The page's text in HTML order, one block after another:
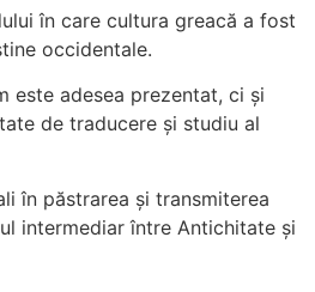
în care cultura greacă a fost
occidentale.
este adesea prezentat, ci și
de traducere și studiu al
în păstrarea și transmiterea
intermediar între Antichitate și